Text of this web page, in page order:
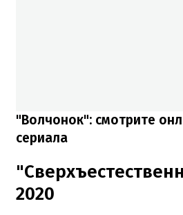
"Волчонок": смотрите
сериала
2020